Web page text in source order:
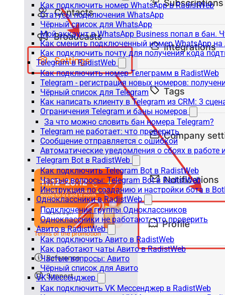
Как подключить номер WhatsApp в RadistWeb
Статусы подключения WhatsApp
Чёрный список для WhatsApp
Мой аккаунт в WhatsApp Business попал в бан.
Как сменить подключенный номер WhatsApp на
Как подключить почту для получения кода
Telegram в RadistWeb
Как подключить номер Телеграмм в RadistWeb
Telegram - регистрация новых номеров:
Чёрный список для Telegram
Как написать клиенту в Telegram из CRM: 3
Ограничения Telegram и баны номеров
За что можно словить бан номера Telegram?
Telegram не работает: что проверить
Сообщение отправляется с ошибкой
Автоматические уведомления о сбоях в работе
Telegram Bot в RadistWeb
Как подключить Telegram Bot в RadistWeb
Частые вопросы: Telegram Bot в RadistWeb
Инструкция по созданию и настройки бота в
Одноклассники в RadistWeb
Подключение группы Одноклассников
Одноклассники не работают: что проверить
Авито в RadistWeb
Как подключить Авито в RadistWeb
Как работают чаты Авито в RadistWeb
Частые вопросы: Авито
Чёрный список для Авито
VK Мессенджер
Как подключить VK Мессенджер в RadistWeb